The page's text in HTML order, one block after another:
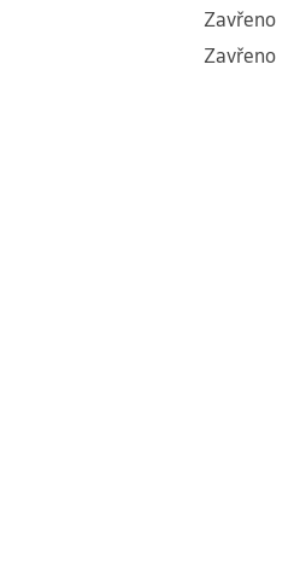
Zavřeno
Zavřeno